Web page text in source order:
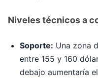
Niveles técnicos a
Soporte: Una zona
entre 155 y 160
debajo aumentaría